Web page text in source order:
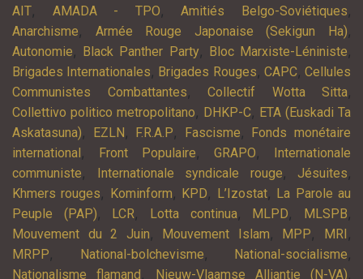
AIT, AMADA - TPO,Amitiés Belgo-Soviétiques,
Anarchisme, Armée Rouge Japonaise (Sekigun Ha),
Autonomie, Black Panther Party, Bloc Marxiste-Léniniste,
Brigades Internationales, Brigades Rouges, CAPC,Cellules
Communistes Combattantes, Collectif Wotta Sitta,
Collettivo politico metropolitano, DHKP-C, ETA (Euskadi Ta
Askatasuna), EZLN , F.R.A.P, Fascisme,
Fonds monétaire
international , Front Populaire, GRAPO,
Internationale
communiste, Internationale syndicale rouge, Jésuites,
Khmers rouges, Kominform, KPD, L’Izostat, La Parole au
Peuple (PAP), LCR, Lotta continua, MLPD, MLSPB,
Mouvement du 2 Juin, Mouvement Islam, MPP, MRI ,
MRPP, National-bolchevisme, National-socialisme,
Nationalisme flamand , Nieuw-Vlaamse Alliantie (N-VA),